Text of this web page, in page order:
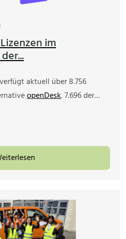
im
aktuell über 8.756
openDesk. 7.696 der…